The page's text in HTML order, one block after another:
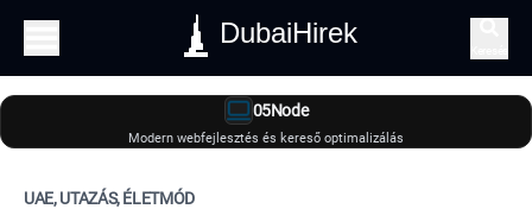
DubaiHirek
05Node
Modern webfejlesztés és kereső optimalizálás
UAE, UTAZÁS, ÉLETMÓD